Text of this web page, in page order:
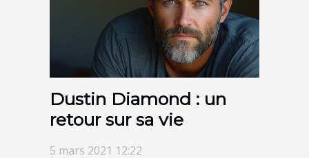
Dustin Diamond : un
retour sur sa vie
5 mars 2021 12:22